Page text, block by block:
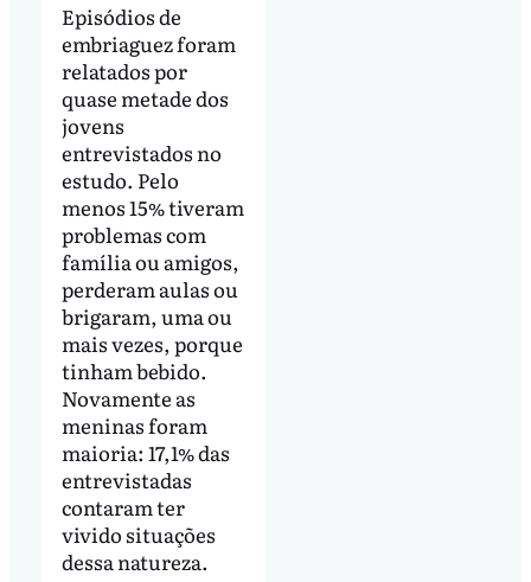
Episódios de
embriaguez foram
relatados por
quase metade dos
jovens
entrevistados no
estudo. Pelo
menos 15% tiveram
problemas com
família ou amigos,
perderam aulas ou
brigaram, uma ou
mais vezes, porque
tinham bebido.
Novamente as
meninas foram
maioria: 17,1% das
entrevistadas
contaram ter
vivido situações
dessa natureza.